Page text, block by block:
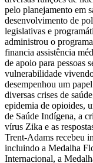
pelo planejamento em
desenvolvimento de
legislativas e
administrou o
financia assistência
de apoio para pessoas
vulnerabilidade
desempenhou um
diversas crises de
epidemia de opioides,
de Saúde Indígena, a
vírus Zika e as
Trent-Adams recebeu
incluindo a Medalha
Internacional, a